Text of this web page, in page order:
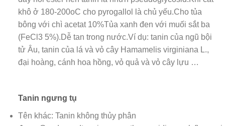
khô ở 180-200oC cho pyrogallol là chủ yếu.Cho tủa
bông với chì acetat 10%Tủa xanh đen với muối sắt ba
(FeCl3 5%).Dễ tan trong nước.Ví dụ: tanin của ngũ bội
tử Âu, tanin của lá và vỏ cây Hamamelis virginiana L.,
đại hoàng, cánh hoa hồng, vỏ quả và vỏ cây lựu …
Tanin ngưng tụ
Tên khác: Tanin không thủy phân